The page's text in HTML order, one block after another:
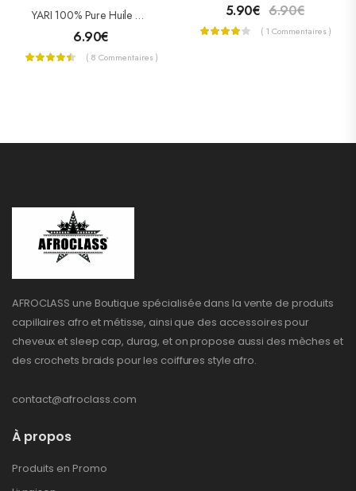
YARI 100% Pure Huile De Coco 500ml « Pot »
6.90€
( 8 Commentaires )
5.90€ 6.90€
( 1 Commentaires )
AFROCLASS une Boutique spécialisée dans la vente de produits
capillaires afro et métisse, ainsi que des accessoires pour
cheveux et sleep cap, durag, et on propose aussi des mèches et
des crochets braids pour les coiffures style afro.
contact@afroclass.com
À propos
Produits en Promo